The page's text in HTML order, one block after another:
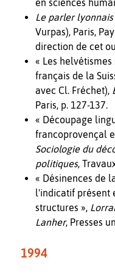
en sciences
Le parler lyonnais
Vurpas), Paris,
direction de cet
« Les
français de la
avec Cl. Fréchet),
Paris, p. 127-137.
« Découpage
francoprovençal
Sociologie du
politiques,
« Désinences de
l'indicatif présent
structures »,
Lanher, Presses
1994